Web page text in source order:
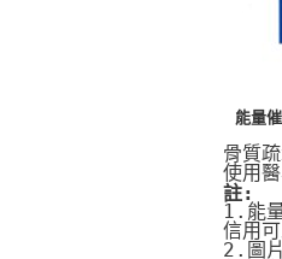
能量
骨質
使用
註:
1.能
信用
2.圖